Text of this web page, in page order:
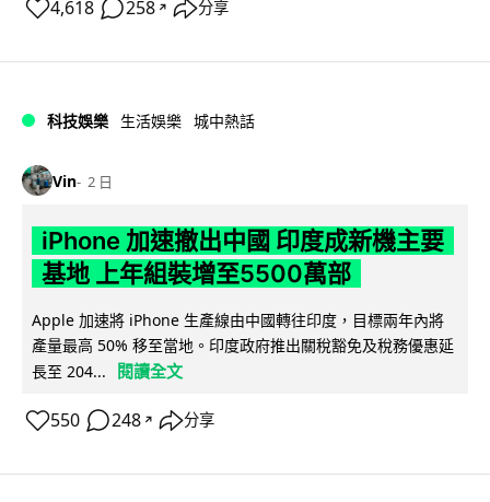
4,618 258 ↗ 分享
科技娛樂 生活娛樂 城中熱話
Vin 2 日
iPhone 加速撤出中國 印度成新機主要
基地 上年組裝增至5500萬部
Apple 加速將 iPhone 生產線由中國轉往印度，目標兩年內將
產量最高 50% 移至當地。印度政府推出關稅豁免及稅務優惠延
長至 204...
閱讀全文
550 248 ↗ 分享